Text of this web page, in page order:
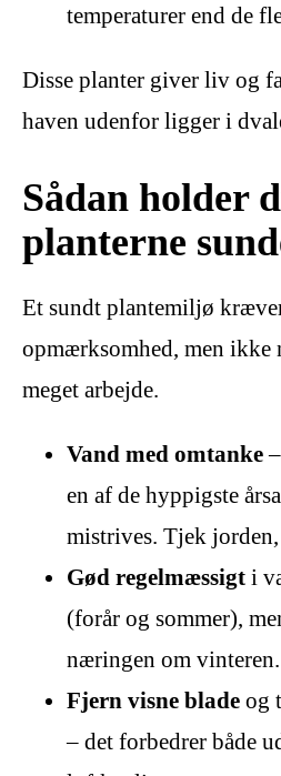
temperaturer end de
Disse planter giver liv og
haven udenfor ligger i
Sådan holder
planterne
Et sundt plantemiljø
opmærksomhed, men ikke
meget arbejde.
Vand med omtanke
en af de hyppigste
mistrives. Tjek
Gød regelmæssigt i
(forår og sommer),
næringen om vinteren.
Fjern visne blade og
– det forbedrer både